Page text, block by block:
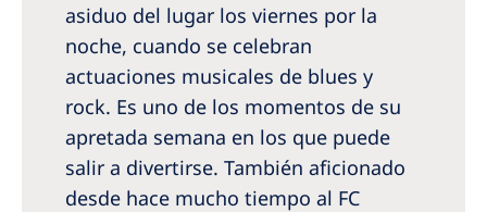
asiduo del lugar los viernes por la
noche, cuando se celebran
actuaciones musicales de blues y
rock. Es uno de los momentos de su
apretada semana en los que puede
salir a divertirse. También aficionado
desde hace mucho tiempo al FC